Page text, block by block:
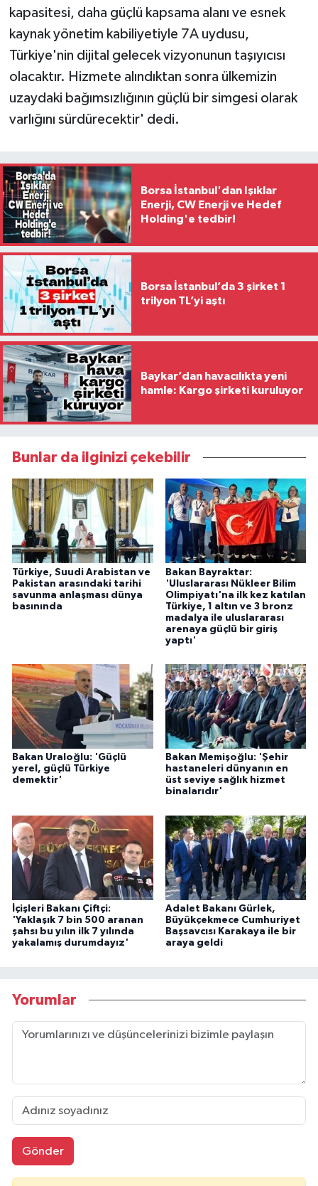
kapasitesi, daha güçlü kapsama alanı ve esnek
kaynak yönetim kabiliyetiyle 7A uydusu,
Türkiye'nin dijital gelecek vizyonunun taşıyıcısı
olacaktır. Hizmete alındıktan sonra ülkemizin
uzaydaki bağımsızlığının güçlü bir simgesi olarak
varlığını sürdürecektir' dedi.
Borsa İstanbul'dan Işıklar
Enerji, CW Enerji ve Hedef
Holding'e tedbir!
Borsa İstanbul’da 3 şirket 1
trilyon TL’yi aştı
Baykar’dan havacılıkta yeni
hamle: Kargo şirketi kuruluyor
Bunlar da ilginizi çekebilir
Türkiye, Suudi Arabistan ve
Pakistan arasındaki tarihi
savunma anlaşması dünya
basınında
Bakan Bayraktar:
'Uluslararası Nükleer Bilim
Olimpiyatı'na ilk kez katılan
Türkiye, 1 altın ve 3 bronz
madalya ile uluslararası
arenaya güçlü bir giriş
yaptı'
Bakan Uraloğlu: 'Güçlü
yerel, güçlü Türkiye
demektir'
Bakan Memişoğlu: 'Şehir
hastaneleri dünyanın en
üst seviye sağlık hizmet
binalarıdır'
İçişleri Bakanı Çiftçi:
'Yaklaşık 7 bin 500 aranan
şahsı bu yılın ilk 7 yılında
yakalamış durumdayız'
Adalet Bakanı Gürlek,
Büyükçekmece Cumhuriyet
Başsavcısı Karakaya ile bir
araya geldi
Yorumlar
Gönder